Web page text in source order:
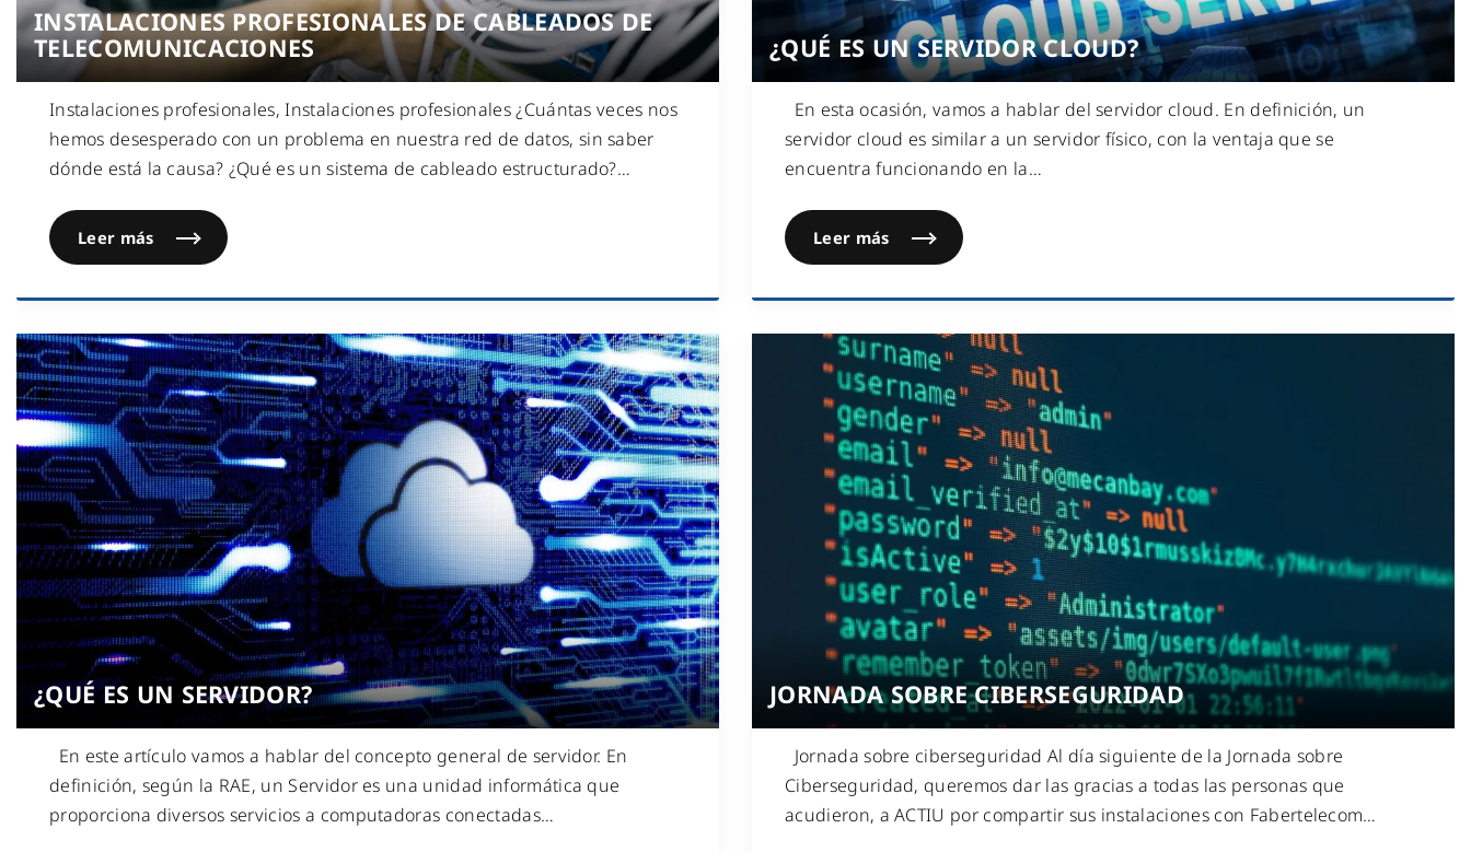
INSTALACIONES PROFESIONALES DE CABLEADOS DE
TELECOMUNICACIONES
Instalaciones profesionales, Instalaciones profesionales ¿Cuántas veces nos
hemos desesperado con un problema en nuestra red de datos, sin saber
dónde está la causa? ¿Qué es un sistema de cableado estructurado?…
Leer más
¿QUÉ ES UN SERVIDOR CLOUD?
En esta ocasión, vamos a hablar del servidor cloud. En definición, un
servidor cloud es similar a un servidor físico, con la ventaja que se
encuentra funcionando en la…
Leer más
¿QUÉ ES UN SERVIDOR?
En este artículo vamos a hablar del concepto general de servidor. En
definición, según la RAE, un Servidor es una unidad informática que
proporciona diversos servicios a computadoras conectadas…
JORNADA SOBRE CIBERSEGURIDAD
Jornada sobre ciberseguridad Al día siguiente de la Jornada sobre
Ciberseguridad, queremos dar las gracias a todas las personas que
acudieron, a ACTIU por compartir sus instalaciones con Fabertelecom…